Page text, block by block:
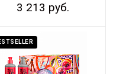
3 213 руб.